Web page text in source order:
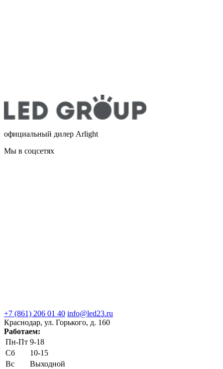
официальный дилер Arlight
Мы в соцсетях
+7 (861) 206 01 40 info@led23.ru
Краснодар, ул. Горького, д. 160
Работаем:
Пн-Пт 9-18
Сб
10-15
Вс
Выходной